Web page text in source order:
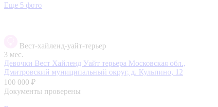
Еще 5 фото
Вест-хайленд-уайт-терьер
3 мес.
Девочки Вест Хайленд Уайт терьера Московская обл.,
Дмитровский муниципальный округ, д. Кульпино, 12
100 000 ₽
Документы проверены